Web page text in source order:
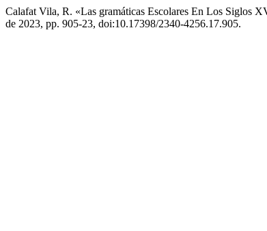
Calafat Vila, R. «Las gramáticas Escolares En Los Siglos
de 2023, pp. 905-23, doi:10.17398/2340-4256.17.905.